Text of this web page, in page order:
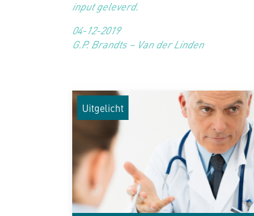
input geleverd.
04-12-2019
G.P. Brandts – Van der Linden